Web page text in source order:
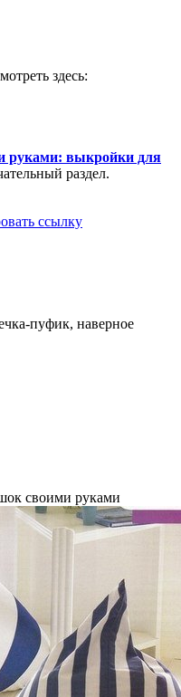
здесь:
руками: выкройки для
раздел.
ссылку
пуфик, наверное
своими руками